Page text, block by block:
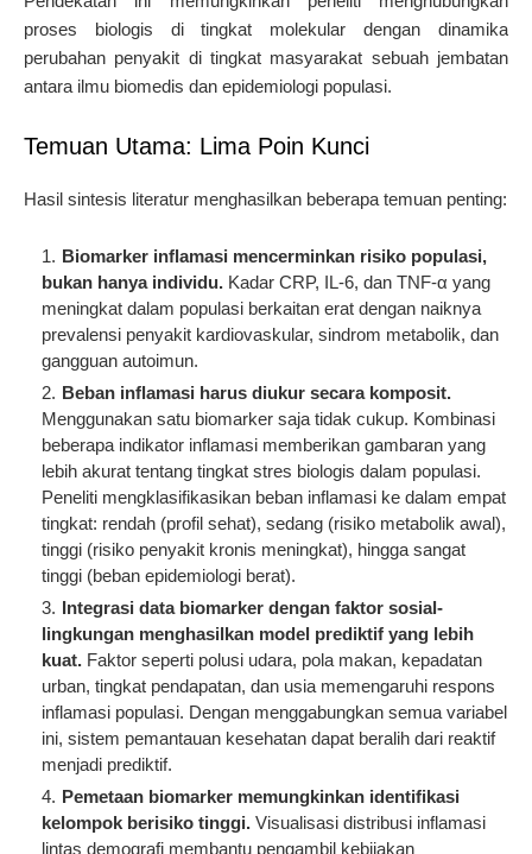
proses biologis di tingkat molekular dengan dinamika
perubahan penyakit di tingkat masyarakat sebuah jembatan
antara ilmu biomedis dan epidemiologi populasi.
Temuan Utama: Lima Poin Kunci
Hasil sintesis literatur menghasilkan beberapa temuan penting:
Biomarker inflamasi mencerminkan risiko populasi,
bukan hanya individu. Kadar CRP, IL-6, dan TNF-α yang
meningkat dalam populasi berkaitan erat dengan naiknya
prevalensi penyakit kardiovaskular, sindrom metabolik, dan
gangguan autoimun.
Beban inflamasi harus diukur secara komposit.
Menggunakan satu biomarker saja tidak cukup. Kombinasi
beberapa indikator inflamasi memberikan gambaran yang
lebih akurat tentang tingkat stres biologis dalam populasi.
Peneliti mengklasifikasikan beban inflamasi ke dalam empat
tingkat: rendah (profil sehat), sedang (risiko metabolik awal),
tinggi (risiko penyakit kronis meningkat), hingga sangat
tinggi (beban epidemiologi berat).
Integrasi data biomarker dengan faktor sosial-
lingkungan menghasilkan model prediktif yang lebih
kuat. Faktor seperti polusi udara, pola makan, kepadatan
urban, tingkat pendapatan, dan usia memengaruhi respons
inflamasi populasi. Dengan menggabungkan semua variabel
ini, sistem pemantauan kesehatan dapat beralih dari reaktif
menjadi prediktif.
Pemetaan biomarker memungkinkan identifikasi
kelompok berisiko tinggi. Visualisasi distribusi inflamasi
lintas demografi membantu pengambil kebijakan